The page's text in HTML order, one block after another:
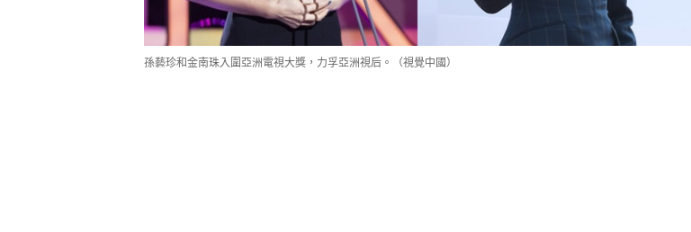
孫藝珍和金南珠入圍亞洲電視大獎，力孚亞洲視后。（視覺中國）